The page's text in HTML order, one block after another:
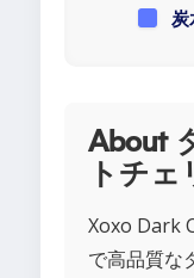
炭
About
トチェ
Xoxo Dark
で高品質な